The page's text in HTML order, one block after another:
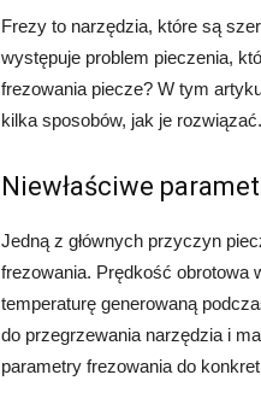
Frezy to narzędzia, które są
występuje problem pieczenia,
frezowania piecze? W tym
kilka sposobów, jak je rozwiązać.
Niewłaściwe
Jedną z głównych przyczyn
frezowania. Prędkość obrotowa
temperaturę generowaną
do przegrzewania narzędzia i
parametry frezowania do